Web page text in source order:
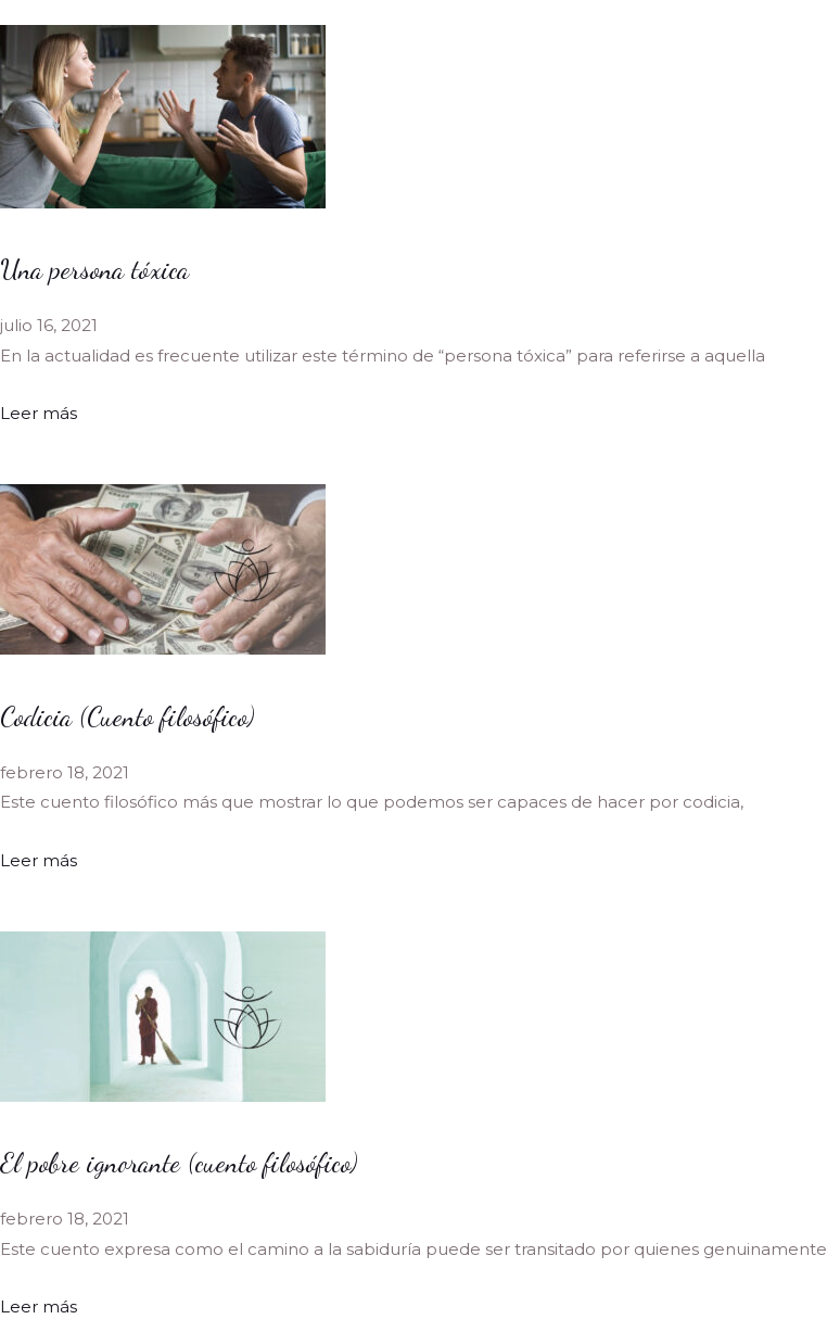
Una persona tóxica
julio 16, 2021
En la actualidad es frecuente utilizar este término de “persona tóxica” para referirse a aquella
Leer más
Codicia (Cuento filosófico)
febrero 18, 2021
Este cuento filosófico más que mostrar lo que podemos ser capaces de hacer por codicia,
Leer más
El pobre ignorante (cuento filosófico)
febrero 18, 2021
Este cuento expresa como el camino a la sabiduría puede ser transitado por quienes genuinamente
Leer más